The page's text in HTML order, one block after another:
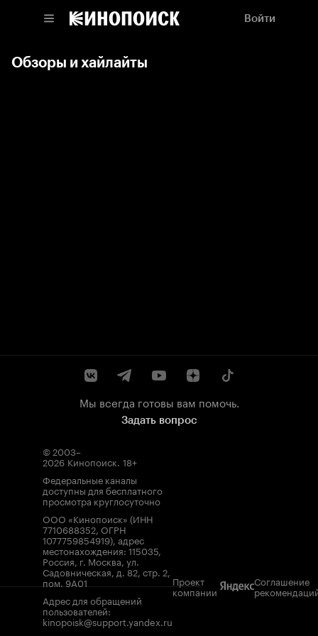
Войти
Обзоры и хайлайты
Мы всегда готовы вам помочь.
Задать вопрос
© 2003–
2026 Кинопоиск. 18+
Федеральные каналы
доступны для бесплатного
просмотра круглосуточно
ООО «Кинопоиск» (ИНН
7710688352, ОГРН
1077759854919), адрес
местонахождения: 115035,
Россия, г. Москва, ул.
Садовническая, д. 82, стр. 2,
пом. 9А01
Адрес для обращений
пользователей:
kinopoisk@support.yandex.ru
Проект
компании
Соглашение